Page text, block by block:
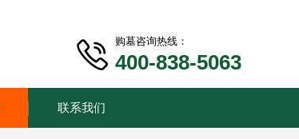
购墓咨询热线：
400-838-5063
联系我们